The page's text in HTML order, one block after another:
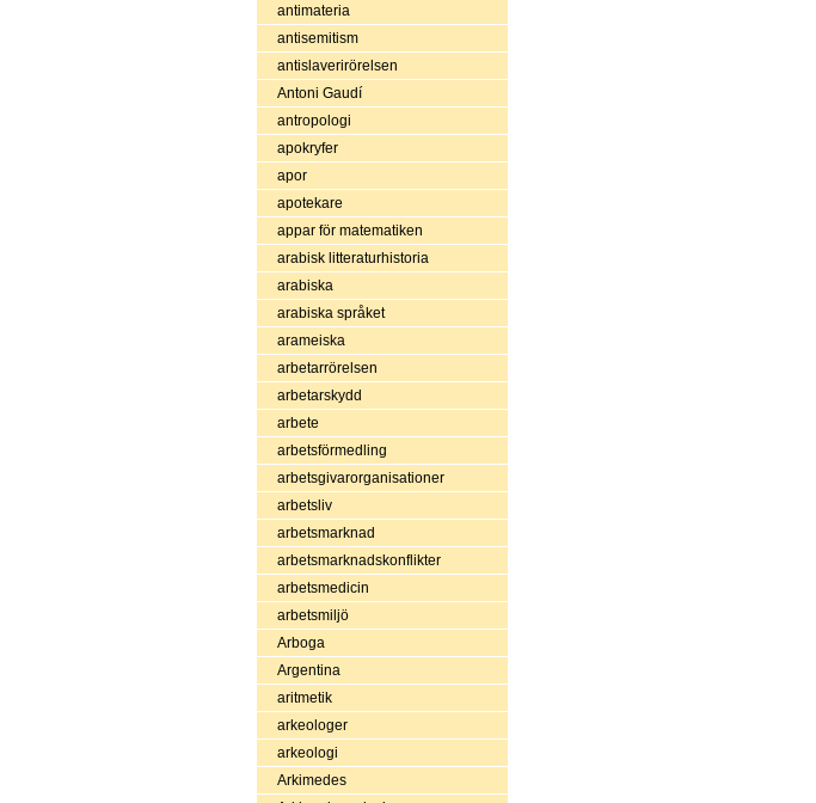
antimateria
antisemitism
antislaverirörelsen
Antoni Gaudí
antropologi
apokryfer
apor
apotekare
appar för matematiken
arabisk litteraturhistoria
arabiska
arabiska språket
arameiska
arbetarrörelsen
arbetarskydd
arbete
arbetsförmedling
arbetsgivarorganisationer
arbetsliv
arbetsmarknad
arbetsmarknadskonflikter
arbetsmedicin
arbetsmiljö
Arboga
Argentina
aritmetik
arkeologer
arkeologi
Arkimedes